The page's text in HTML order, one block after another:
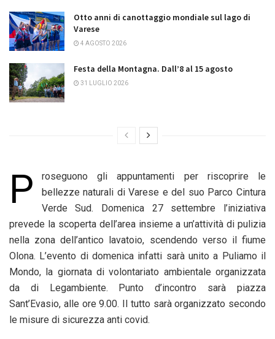
Otto anni di canottaggio mondiale sul lago di
Varese
4 AGOSTO 2026
Festa della Montagna. Dall’8 al 15 agosto
31 LUGLIO 2026
P
roseguono gli appuntamenti per riscoprire le
bellezze naturali di Varese e del suo Parco Cintura
Verde Sud.
Domenica 27 settembre
l’iniziativa
prevede la scoperta dell’area insieme a un’attività di pulizia
nella zona dell’antico lavatoio, scendendo verso il fiume
Olona. L’evento di domenica infatti sarà unito a Puliamo il
Mondo, la giornata di volontariato ambientale organizzata
da di Legambiente. Punto d’incontro sarà piazza
Sant’Evasio, alle ore 9.00. Il tutto sarà organizzato secondo
le misure di sicurezza anti covid.